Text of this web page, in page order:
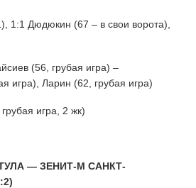
1:1 Дюдюкин (67 – в свои ворота),
(56, грубая игра) –
игра), Ларин (62, грубая игра)
игра, 2 жк)
— ЗЕНИТ-М САНКТ-